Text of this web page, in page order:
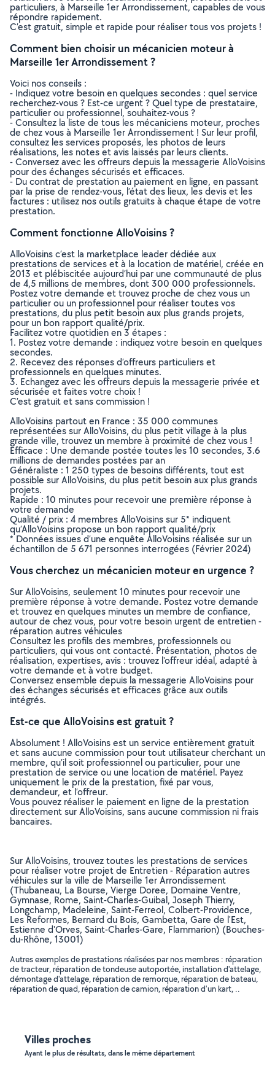
particuliers, à Marseille 1er Arrondissement, capables de vous
répondre rapidement.
C’est gratuit, simple et rapide pour réaliser tous vos projets !
Comment bien choisir un mécanicien moteur à
Marseille 1er Arrondissement ?
Voici nos conseils :
- Indiquez votre besoin en quelques secondes : quel service
recherchez-vous ? Est-ce urgent ? Quel type de prestataire,
particulier ou professionnel, souhaitez-vous ?
- Consultez la liste de tous les mécaniciens moteur, proches
de chez vous à Marseille 1er Arrondissement ! Sur leur profil,
consultez les services proposés, les photos de leurs
réalisations, les notes et avis laissés par leurs clients.
- Conversez avec les offreurs depuis la messagerie AlloVoisins
pour des échanges sécurisés et efficaces.
- Du contrat de prestation au paiement en ligne, en passant
par la prise de rendez-vous, l’état des lieux, les devis et les
factures : utilisez nos outils gratuits à chaque étape de votre
prestation.
Comment fonctionne AlloVoisins ?
AlloVoisins c’est la marketplace leader dédiée aux
prestations de services et à la location de matériel, créée en
2013 et plébiscitée aujourd’hui par une communauté de plus
de 4,5 millions de membres, dont 300 000 professionnels.
Postez votre demande et trouvez proche de chez vous un
particulier ou un professionnel pour réaliser toutes vos
prestations, du plus petit besoin aux plus grands projets,
pour un bon rapport qualité/prix.
Facilitez votre quotidien en 3 étapes :
1. Postez votre demande : indiquez votre besoin en quelques
secondes.
2. Recevez des réponses d’offreurs particuliers et
professionnels en quelques minutes.
3. Echangez avec les offreurs depuis la messagerie privée et
sécurisée et faites votre choix !
C’est gratuit et sans commission !
AlloVoisins partout en France : 35 000 communes
représentées sur AlloVoisins, du plus petit village à la plus
grande ville, trouvez un membre à proximité de chez vous !
Efficace : Une demande postée toutes les 10 secondes, 3.6
millions de demandes postées par an
Généraliste : 1 250 types de besoins différents, tout est
possible sur AlloVoisins, du plus petit besoin aux plus grands
projets.
Rapide : 10 minutes pour recevoir une première réponse à
votre demande
Qualité / prix : 4 membres AlloVoisins sur 5* indiquent
qu’AlloVoisins propose un bon rapport qualité/prix
* Données issues d’une enquête AlloVoisins réalisée sur un
échantillon de 5 671 personnes interrogées (Février 2024)
Vous cherchez un mécanicien moteur en urgence ?
Sur AlloVoisins, seulement 10 minutes pour recevoir une
première réponse à votre demande. Postez votre demande
et trouvez en quelques minutes un membre de confiance,
autour de chez vous, pour votre besoin urgent de entretien -
réparation autres véhicules
Consultez les profils des membres, professionnels ou
particuliers, qui vous ont contacté. Présentation, photos de
réalisation, expertises, avis : trouvez l'offreur idéal, adapté à
votre demande et à votre budget.
Conversez ensemble depuis la messagerie AlloVoisins pour
des échanges sécurisés et efficaces grâce aux outils
intégrés.
Est-ce que AlloVoisins est gratuit ?
Absolument ! AlloVoisins est un service entièrement gratuit
et sans aucune commission pour tout utilisateur cherchant un
membre, qu’il soit professionnel ou particulier, pour une
prestation de service ou une location de matériel. Payez
uniquement le prix de la prestation, fixé par vous,
demandeur, et l’offreur.
Vous pouvez réaliser le paiement en ligne de la prestation
directement sur AlloVoisins, sans aucune commission ni frais
bancaires.
Sur AlloVoisins, trouvez toutes les prestations de services
pour réaliser votre projet de Entretien - Réparation autres
véhicules sur la ville de Marseille 1er Arrondissement
(Thubaneau, La Bourse, Vierge Doree, Domaine Ventre,
Gymnase, Rome, Saint-Charles-Guibal, Joseph Thierry,
Longchamp, Madeleine, Saint-Ferreol, Colbert-Providence,
Les Reformes, Bernard du Bois, Gambetta, Gare de l'Est,
Estienne d'Orves, Saint-Charles-Gare, Flammarion) (Bouches-
du-Rhône, 13001)
Autres exemples de prestations réalisées par nos membres : réparation
de tracteur, réparation de tondeuse autoportée, installation d'attelage,
démontage d'attelage, réparation de remorque, réparation de bateau,
réparation de quad, réparation de camion, réparation d'un kart, ..
Villes proches
Ayant le plus de résultats, dans le même département